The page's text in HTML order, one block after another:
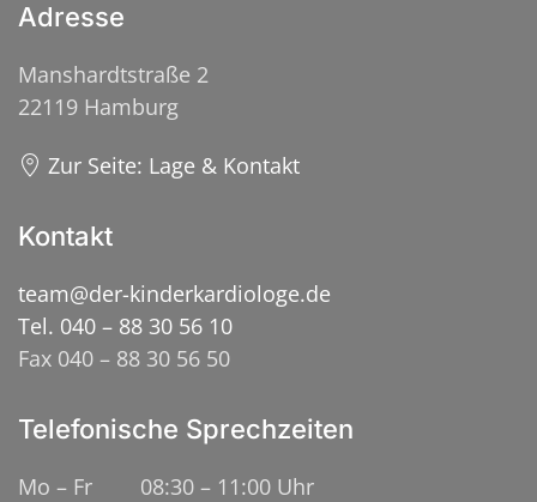
Adresse
Manshardtstraße 2
22119 Hamburg
Zur Seite: Lage & Kontakt
Kontakt
team@der-kinderkardiologe.de
Tel. 040 – 88 30 56 10
Fax 040 – 88 30 56 50
Telefonische Sprechzeiten
Mo – Fr 08:30 – 11:00 Uhr